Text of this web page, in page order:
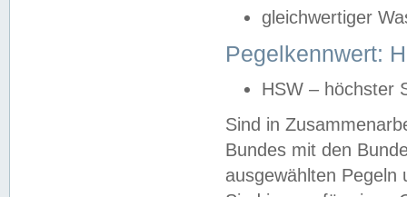
gleichwertiger
Pegelkennwert:
HSW – höchster
Sind in
Bundes mit den
ausgewählten